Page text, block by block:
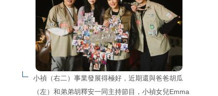
小禎（右二）事業發展得極好，近期還與爸爸胡瓜
（左）和弟弟胡釋安一同主持節目，小禎女兒Emma